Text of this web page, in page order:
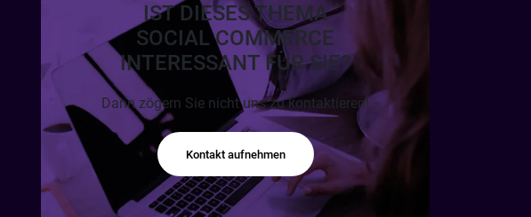
IST DIESES THEMA
SOCIAL COMMERCE
INTERESSANT FÜR SIE?
Dann zögern Sie nicht uns zu kontaktieren!
Kontakt aufnehmen